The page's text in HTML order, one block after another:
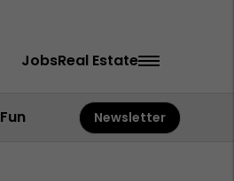
JobsReal Estate
Fun Newsletter